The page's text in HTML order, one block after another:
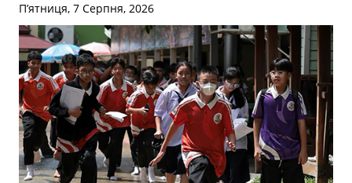
П’ятниця, 7 Серпня, 2026